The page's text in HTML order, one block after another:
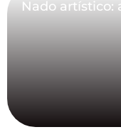
Nado artístico: